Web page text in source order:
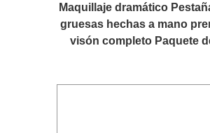
Maquillaje dramático
gruesas hechas a mano
visón completo Paquete